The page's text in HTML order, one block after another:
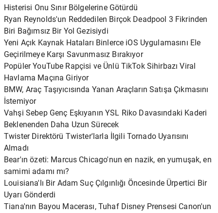
Histerisi Onu Sınır Bölgelerine Götürdü
Ryan Reynolds'un Reddedilen Birçok Deadpool 3 Fikrinden
Biri Bağımsız Bir Yol Gezisiydi
Yeni Açık Kaynak Hataları Binlerce iOS Uygulamasını Ele
Geçirilmeye Karşı Savunmasız Bırakıyor
Popüler YouTube Rapçisi ve Ünlü TikTok Sihirbazı Viral
Havlama Maçına Giriyor
BMW, Araç Taşıyıcısında Yanan Araçların Satışa Çıkmasını
İstemiyor
Vahşi Sebep Genç Eşkıyanın YSL Riko Davasındaki Kaderi
Beklenenden Daha Uzun Sürecek
Twister Direktörü Twister'larla İlgili Tornado Uyarısını
Almadı
Bear'ın özeti: Marcus Chicago'nun en nazik, en yumuşak, en
samimi adamı mı?
Louisiana'lı Bir Adam Suç Çılgınlığı Öncesinde Ürpertici Bir
Uyarı Gönderdi
Tiana'nın Bayou Macerası, Tuhaf Disney Prensesi Canon'un